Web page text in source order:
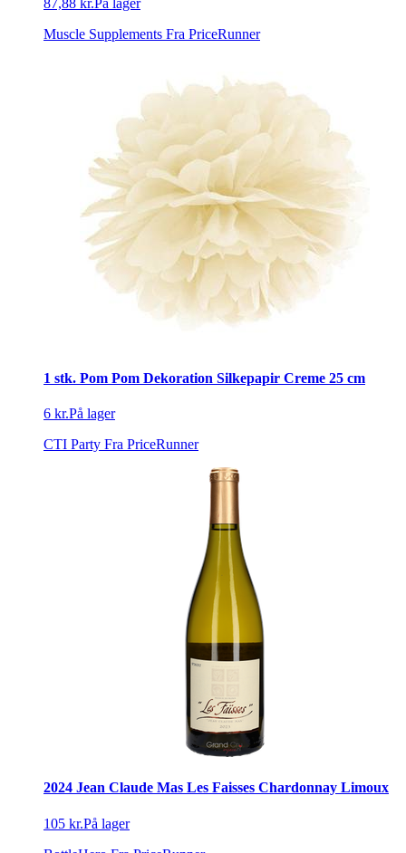
87,88 kr.På lager
Muscle Supplements Fra PriceRunner
1 stk. Pom Pom Dekoration Silkepapir Creme 25 cm
6 kr.På lager
CTI Party Fra PriceRunner
2024 Jean Claude Mas Les Faisses Chardonnay Limoux
105 kr.På lager